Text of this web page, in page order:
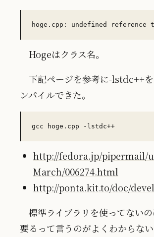
Hogeはクラス名。
下記ページを参考に-lstdc++
ンパイルできた。
http://fedora.jp/pipermail/
March/006274.html
http://ponta.kit.to/doc/
標準ライブラリを使ってない
要るって言うのがよくわからな